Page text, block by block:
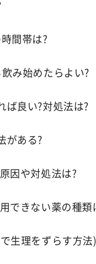
間帯は?
み始めたらよい?
ば良い?対処法は?
がある?
因や対処法は?
できない薬の種類
生理をずらす方法